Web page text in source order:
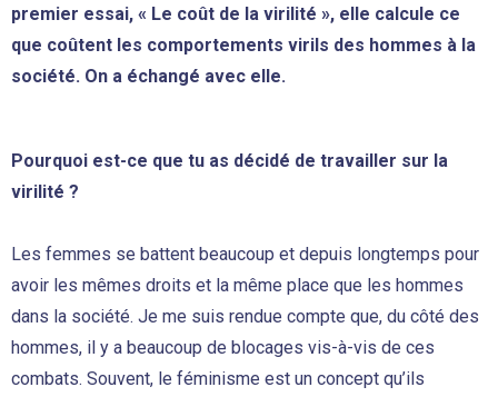
premier essai, « Le coût de la virilité », elle calcule ce
que coûtent les comportements virils des hommes à la
société. On a échangé avec elle.
Pourquoi est-ce que tu as décidé de travailler sur la
virilité ?
Les femmes se battent beaucoup et depuis longtemps pour
avoir les mêmes droits et la même place que les hommes
dans la société. Je me suis rendue compte que, du côté des
hommes, il y a beaucoup de blocages vis-à-vis de ces
combats. Souvent, le féminisme est un concept qu’ils